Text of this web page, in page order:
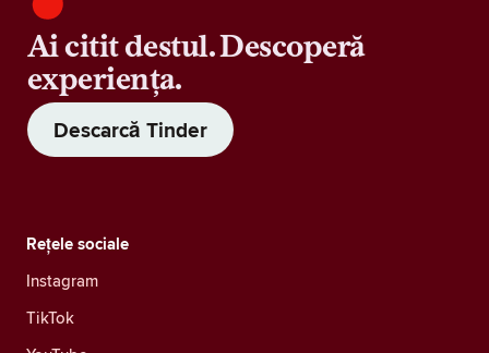
Ai citit destul. Descoperă
experiența.
Descarcă Tinder
Rețele sociale
Instagram
TikTok